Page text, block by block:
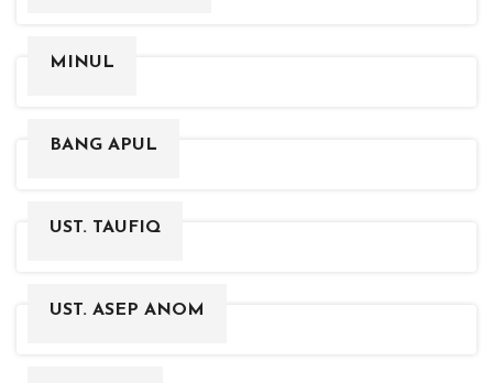
MINUL
BANG APUL
UST. TAUFIQ
UST. ASEP ANOM